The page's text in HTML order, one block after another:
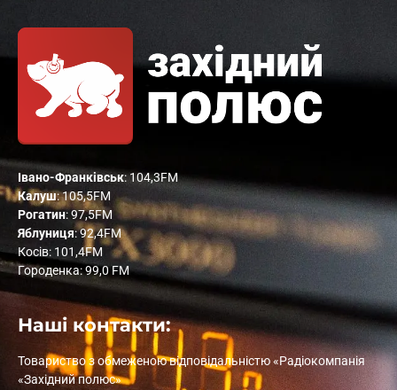
Івано-Франківськ: 104,3FM
Калуш: 105,5FM
Рогатин: 97,5FM
Яблуниця: 92,4FM
Косів: 101,4FM
Городенка: 99,0 FM
Наші контакти:
Товариство з обмеженою відповідальністю «Радіокомпанія
«Західний полюс»